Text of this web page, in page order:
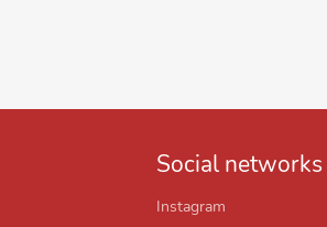
Social networks
Instagram